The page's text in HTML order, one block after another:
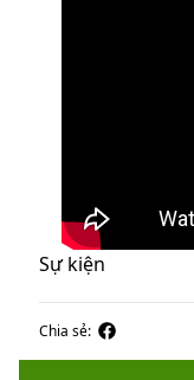
Sự kiện
Chia sẻ: